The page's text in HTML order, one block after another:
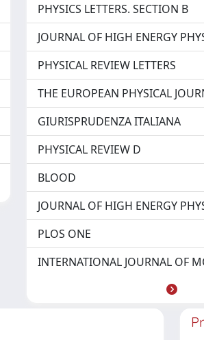
PHYSICS LETTERS. SECTION B
JOURNAL OF HIGH ENERGY
PHYSICAL REVIEW LETTERS
THE EUROPEAN PHYSICAL
GIURISPRUDENZA ITALIANA
PHYSICAL REVIEW D
BLOOD
JOURNAL OF HIGH ENERGY
PLOS ONE
INTERNATIONAL JOURNAL OF